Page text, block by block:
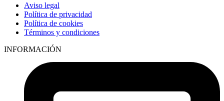
Aviso legal
Política de privacidad
Política de cookies
Términos y condiciones
INFORMACIÓN